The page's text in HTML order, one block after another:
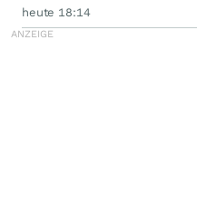
heute 18:14